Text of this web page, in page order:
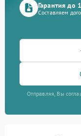
Гарантия до
Составляем
Отправляя, Вы